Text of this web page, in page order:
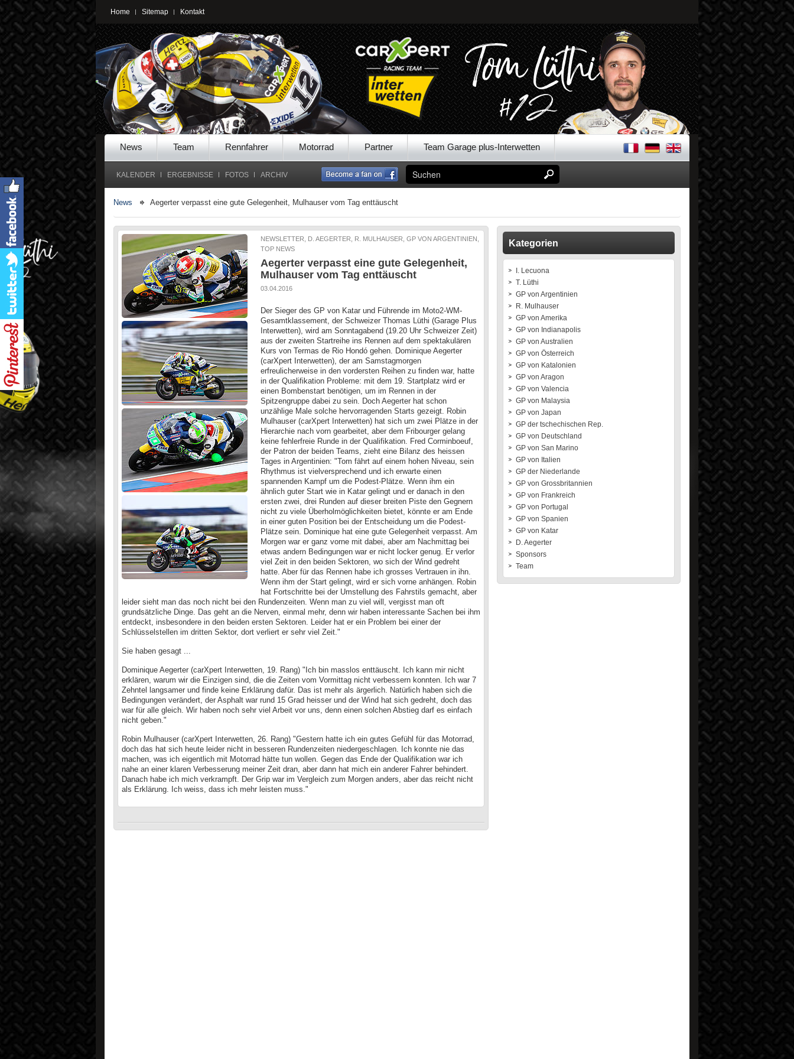
Home Sitemap Kontakt
News Team Rennfahrer Motorrad Partner Team Garage plus-Interwetten
KALENDER ERGEBNISSE FOTOS ARCHIV
News Aegerter verpasst eine gute Gelegenheit, Mulhauser vom Tag enttäuscht
NEWSLETTER, D. AEGERTER, R. MULHAUSER, GP VON ARGENTINIEN,
TOP NEWS
Aegerter verpasst eine gute Gelegenheit,
Mulhauser vom Tag enttäuscht
03.04.2016
Der Sieger des GP von Katar und Führende im Moto2-WM-
Gesamtklassement, der Schweizer Thomas Lüthi (Garage Plus
Interwetten), wird am Sonntagabend (19.20 Uhr Schweizer Zeit)
aus der zweiten Startreihe ins Rennen auf dem spektakulären
Kurs von Termas de Rio Hondó gehen. Dominique Aegerter
(carXpert Interwetten), der am Samstagmorgen
erfreulicherweise in den vordersten Reihen zu finden war, hatte
in der Qualifikation Probleme: mit dem 19. Startplatz wird er
einen Bombenstart benötigen, um im Rennen in der
Spitzengruppe dabei zu sein. Doch Aegerter hat schon
unzählige Male solche hervorragenden Starts gezeigt. Robin
Mulhauser (carXpert Interwetten) hat sich um zwei Plätze in der
Hierarchie nach vorn gearbeitet, aber dem Fribourger gelang
keine fehlerfreie Runde in der Qualifikation. Fred Corminboeuf,
der Patron der beiden Teams, zieht eine Bilanz des heissen
Tages in Argentinien: "Tom fährt auf einem hohen Niveau, sein
Rhythmus ist vielversprechend und ich erwarte einen
spannenden Kampf um die Podest-Plätze. Wenn ihm ein
ähnlich guter Start wie in Katar gelingt und er danach in den
ersten zwei, drei Runden auf dieser breiten Piste den Gegnern
nicht zu viele Überholmöglichkeiten bietet, könnte er am Ende
in einer guten Position bei der Entscheidung um die Podest-
Plätze sein. Dominique hat eine gute Gelegenheit verpasst. Am
Morgen war er ganz vorne mit dabei, aber am Nachmittag bei
etwas andern Bedingungen war er nicht locker genug. Er verlor
viel Zeit in den beiden Sektoren, wo sich der Wind gedreht
hatte. Aber für das Rennen habe ich grosses Vertrauen in ihn.
Wenn ihm der Start gelingt, wird er sich vorne anhängen. Robin
hat Fortschritte bei der Umstellung des Fahrstils gemacht, aber
leider sieht man das noch nicht bei den Rundenzeiten. Wenn man zu viel will, vergisst man oft
grundsätzliche Dinge. Das geht an die Nerven, einmal mehr, denn wir haben interessante Sachen bei ihm
entdeckt, insbesondere in den beiden ersten Sektoren. Leider hat er ein Problem bei einer der
Schlüsselstellen im dritten Sektor, dort verliert er sehr viel Zeit."
Sie haben gesagt ...
Dominique Aegerter (carXpert Interwetten, 19. Rang) "Ich bin masslos enttäuscht. Ich kann mir nicht
erklären, warum wir die Einzigen sind, die die Zeiten vom Vormittag nicht verbessern konnten. Ich war 7
Zehntel langsamer und finde keine Erklärung dafür. Das ist mehr als ärgerlich. Natürlich haben sich die
Bedingungen verändert, der Asphalt war rund 15 Grad heisser und der Wind hat sich gedreht, doch das
war für alle gleich. Wir haben noch sehr viel Arbeit vor uns, denn einen solchen Abstieg darf es einfach
nicht geben."
Robin Mulhauser (carXpert Interwetten, 26. Rang) "Gestern hatte ich ein gutes Gefühl für das Motorrad,
doch das hat sich heute leider nicht in besseren Rundenzeiten niedergeschlagen. Ich konnte nie das
machen, was ich eigentlich mit Motorrad hätte tun wollen. Gegen das Ende der Qualifikation war ich
nahe an einer klaren Verbesserung meiner Zeit dran, aber dann hat mich ein anderer Fahrer behindert.
Danach habe ich mich verkrampft. Der Grip war im Vergleich zum Morgen anders, aber das reicht nicht
als Erklärung. Ich weiss, dass ich mehr leisten muss."
Kategorien
I. Lecuona
T. Lüthi
GP von Argentinien
R. Mulhauser
GP von Amerika
GP von Indianapolis
GP von Australien
GP von Österreich
GP von Katalonien
GP von Aragon
GP von Valencia
GP von Malaysia
GP von Japan
GP der tschechischen Rep.
GP von Deutschland
GP von San Marino
GP von Italien
GP der Niederlande
GP von Grossbritannien
GP von Frankreich
GP von Portugal
GP von Spanien
GP von Katar
D. Aegerter
Sponsors
Team